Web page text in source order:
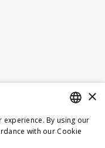
GERMAN
×
By using our
with our Cookie